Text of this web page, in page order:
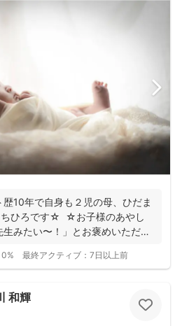
10年で自身も２児の母、ひだま
ちひろです☆ ☆お子様のあやし
みたい〜！」とお褒めいただく
0% 最終アクティブ： 7日以上前
和輝